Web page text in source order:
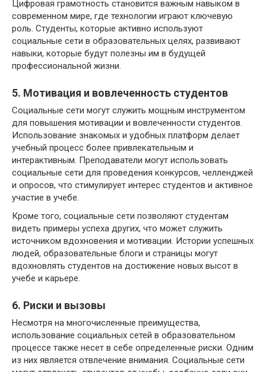
Цифровая грамотность становится важным навыком в
современном мире, где технологии играют ключевую
роль. Студенты, которые активно используют
социальные сети в образовательных целях, развивают
навыки, которые будут полезны им в будущей
профессиональной жизни.
5. Мотивация и вовлеченность студентов
Социальные сети могут служить мощным инструментом
для повышения мотивации и вовлеченности студентов.
Использование знакомых и удобных платформ делает
учебный процесс более привлекательным и
интерактивным. Преподаватели могут использовать
социальные сети для проведения конкурсов, челленджей
и опросов, что стимулирует интерес студентов и активное
участие в учебе.
Кроме того, социальные сети позволяют студентам
видеть примеры успеха других, что может служить
источником вдохновения и мотивации. Истории успешных
людей, образовательные блоги и страницы могут
вдохновлять студентов на достижение новых высот в
учебе и карьере.
6. Риски и вызовы
Несмотря на многочисленные преимущества,
использование социальных сетей в образовательном
процессе также несет в себе определенные риски. Одним
из них является отвлечение внимания. Социальные сети